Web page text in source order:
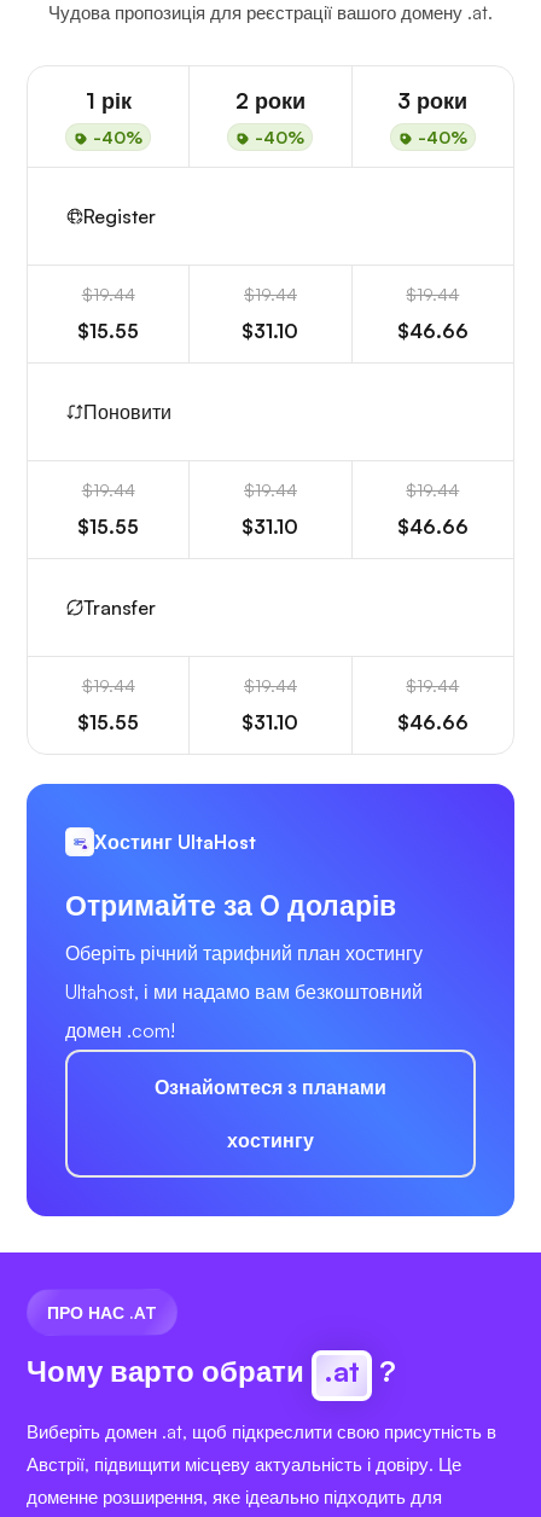
Чудова пропозиція для реєстрації вашого домену .at.
1 рік
-40%
2 роки
-40%
3 роки
-40%
Register
$19.44
$15.55
$19.44
$31.10
$19.44
$46.66
Поновити
$19.44
$15.55
$19.44
$31.10
$19.44
$46.66
Transfer
$19.44
$15.55
$19.44
$31.10
$19.44
$46.66
Хостинг UltaHost
Отримайте за 0 доларів
Оберіть річний тарифний план хостингу
Ultahost, і ми надамо вам безкоштовний
домен .com!
Ознайомтеся з планами
хостингу
ПРО НАС .AT
Чому варто обрати .at ?
Виберіть домен .at, щоб підкреслити свою присутність в
Австрії, підвищити місцеву актуальність і довіру. Це
доменне розширення, яке ідеально підходить для